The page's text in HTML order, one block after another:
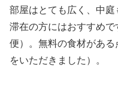
部屋はとても広く、中
滞在の方にはおすすめ
便）。無料の食材があ
をいただきました）。